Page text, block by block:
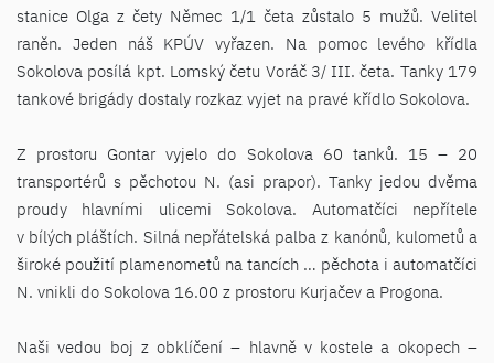
stanice Olga z čety Němec 1/1 četa zůstalo 5 mužů. Velitel
raněn. Jeden náš KPÚV vyřazen. Na pomoc levého křídla
Sokolova posílá kpt. Lomský četu Voráč 3/ III. četa. Tanky 179
tankové brigády dostaly rozkaz vyjet na pravé křídlo Sokolova.
Z prostoru Gontar vyjelo do Sokolova 60 tanků. 15 – 20
transportérů s pěchotou N. (asi prapor). Tanky jedou dvěma
proudy hlavními ulicemi Sokolova. Automatčíci nepřítele
v bílých pláštích. Silná nepřátelská palba z kanónů, kulometů a
široké použití plamenometů na tancích … pěchota i automatčíci
N. vnikli do Sokolova 16.00 z prostoru Kurjačev a Progona.
Naši vedou boj z obklíčení – hlavně v kostele a okopech –